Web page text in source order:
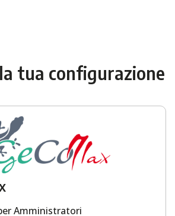
tua configurazione
Amministratori